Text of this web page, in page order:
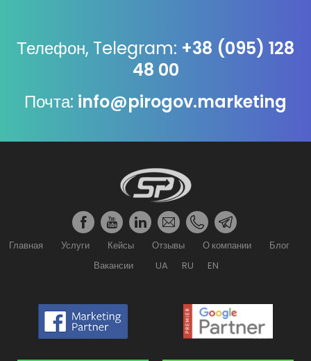
Телефон, Telegram: +38 (095) 128
48 00
Почта: info@pirogov.marketing
Главная Услуги Кейсы Отзывы О компании
Блог
Вакансии